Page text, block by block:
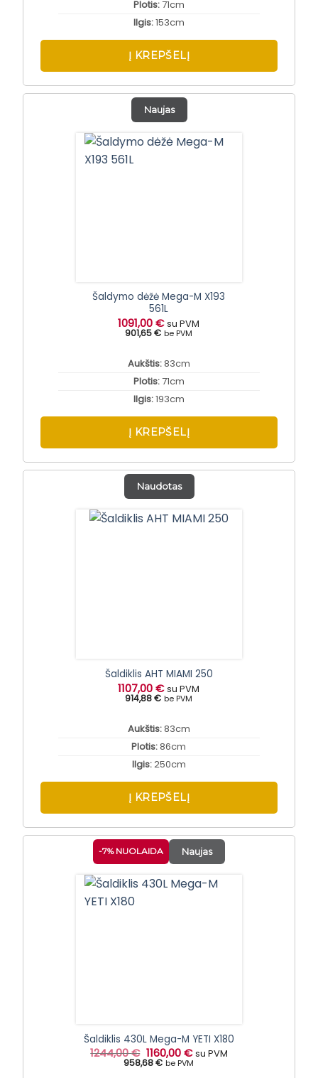
Plotis:71cm
Ilgis:153cm
Į KREPŠELĮ
Naujas
Šaldymo dėžė Mega-M X193
561L
1091,00€ su PVM
901,65 € be PVM
Aukštis:83cm
Plotis:71cm
Ilgis:193cm
Į KREPŠELĮ
Naudotas
Šaldiklis AHT MIAMI 250
1107,00€ su PVM
914,88 € be PVM
Aukštis:83cm
Plotis:86cm
Ilgis:250cm
Į KREPŠELĮ
-7% NUOLAIDA Naujas
Šaldiklis 430L Mega-M YETI X180
1244,00€ Original
price
was:
1160,00€Current
price
is:
su PVM
958,68 € be PVM